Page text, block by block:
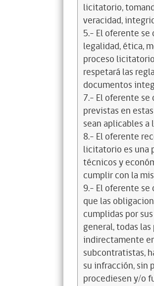
licitatorio,
veracidad,
5.- El oferente
legalidad, ética,
proceso
respetará las
documentos
7.- El oferente se
previstas en
sean aplicables a
8.- El oferente
licitatorio es una
técnicos y
cumplir con la
9.- El oferente se
que las
cumplidas por
general, todas
indirectamente
subcontratistas,
su infracción, sin
procediesen y/o